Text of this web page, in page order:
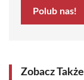
Polub nas!
Zobacz Także